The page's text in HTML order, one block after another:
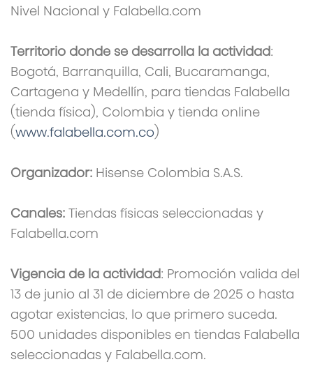
Nivel Nacional y Falabella.com
Territorio donde se desarrolla la actividad:
Bogotá, Barranquilla, Cali, Bucaramanga,
Cartagena y Medellín, para tiendas Falabella
(tienda física), Colombia y tienda online
(www.falabella.com.co)
Organizador: Hisense Colombia S.A.S.
Canales: Tiendas físicas seleccionadas y
Falabella.com
Vigencia de la actividad: Promoción valida del
13 de junio al 31 de diciembre de 2025 o hasta
agotar existencias, lo que primero suceda.
500 unidades disponibles en tiendas Falabella
seleccionadas y Falabella.com.